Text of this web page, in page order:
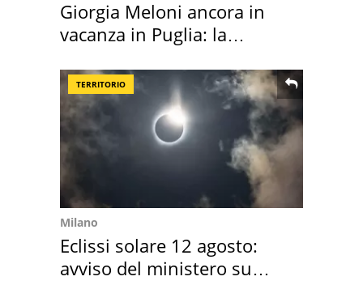
Giorgia Meloni ancora in
vacanza in Puglia: la
TERRITORIO
Milano
Eclissi solare 12 agosto:
avviso del ministero su